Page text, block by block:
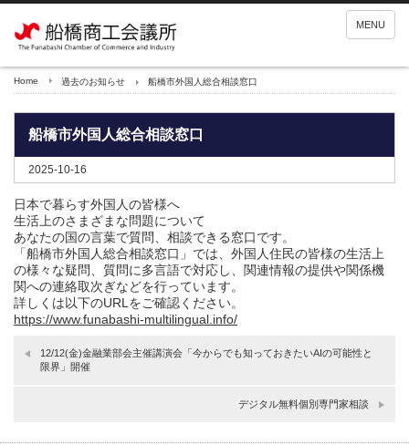
MENU
Home 過去のお知らせ 船橋市外国人総合相談窓口
船橋市外国人総合相談窓口
2025-10-16
日本で暮らす外国人の皆様へ
生活上のさまざまな問題について
あなたの国の言葉で質問、相談できる窓口です。
「船橋市外国人総合相談窓口」では、外国人住民の皆様の生活上
の様々な疑問、質問に多言語で対応し、関連情報の提供や関係機
関への連絡取次ぎなどを行っています。
詳しくは以下のURLをご確認ください。
https://www.funabashi-multilingual.info/
12/12(金)金融業部会主催講演会「今からでも知っておきたいAIの可能性と
限界」開催
デジタル無料個別専門家相談